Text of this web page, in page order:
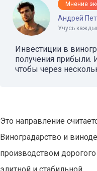
Мнение
Андрей
Учусь
Инвестиции в
получения прибыли.
чтобы через
Это направление
Виноградарство и
производством